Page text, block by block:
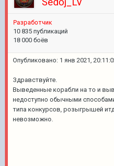
Pазработчик
10 835 публикаций
18 000 боёв
Опубликовано: 1 янв 2021,
Здравствуйте.
Выведенные корабли на то и
недоступно обычными
типа конкурсов, розыгрышей
невозможно.